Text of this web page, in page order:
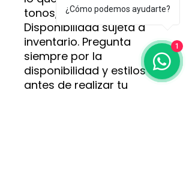
tonos, texturas y estilos.
Disponibilidad sujeta a
inventario. Pregunta
siempre por la
disponibilidad y estilos
antes de realizar tu
¿Cómo podemos ayudarte?
1